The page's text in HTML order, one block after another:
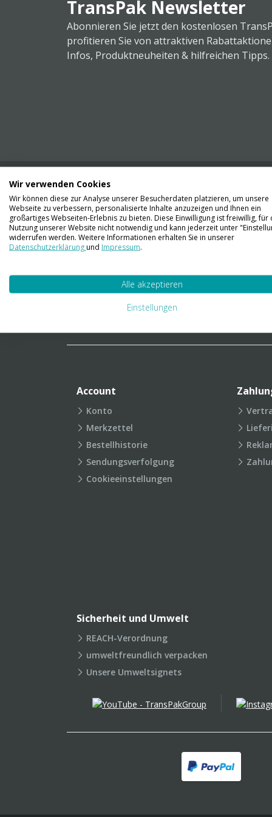
TransPak Newsletter
Abonnieren Sie jetzt den kostenlosen
profitieren Sie von attraktiven
Infos, Produktneuheiten & hilfreichen Tipps.
Kontaktieren Sie uns
061 711 73 56
Verpackungslexikon
FAQ
Account
Konto
Merkzettel
Bestellhistorie
Sendungsverfolgung
Cookieeinstellungen
Sicherheit und Umwelt
REACH-Verordnung
umweltfreundlich verpacken
Unsere Umweltsignets
Wir verwenden Cookies
Wir können diese zur Analyse unserer Besucherdaten platzieren, um unsere
Webseite zu verbessern, personalisierte Inhalte anzuzeigen und Ihnen ein
großartiges Webseiten-Erlebnis zu bieten. Diese Einwilligung ist freiwillig, für
Nutzung unserer Website nicht notwendig und kann jederzeit unter
widerrufen werden. Weitere Informationen erhalten Sie in unserer
Datenschutzerklärungund Impressum.
Alle akzeptieren
Einstellungen